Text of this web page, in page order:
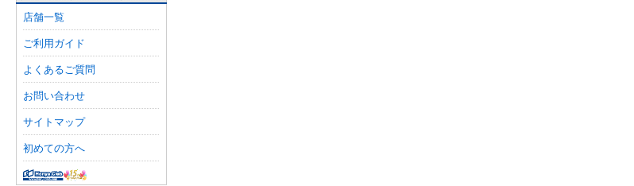
店舗一覧
ご利用ガイド
よくあるご質問
お問い合わせ
サイトマップ
初めての方へ